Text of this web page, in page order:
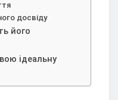
досвіду
його
ідеальну